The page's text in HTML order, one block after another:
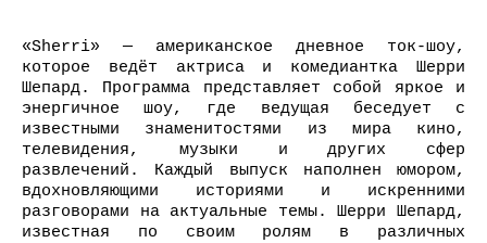
«Sherri» — американское дневное ток-шоу,
которое ведёт актриса и комедиантка Шерри
Шепард. Программа представляет собой яркое и
энергичное шоу, где ведущая беседует с
известными знаменитостями из мира кино,
телевидения, музыки и других сфер
развлечений. Каждый выпуск наполнен юмором,
вдохновляющими историями и искренними
разговорами на актуальные темы. Шерри Шепард,
известная по своим ролям в различных